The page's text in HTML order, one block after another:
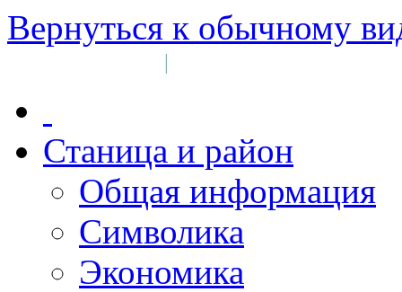
Вернуться к обычному
|
Станица и район
Общая информация
Символика
Экономика